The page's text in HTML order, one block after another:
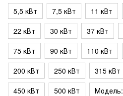
5,5 кВт
7,5 кВт 11 кВт
22 кВт
30 кВт 37 кВт
75 кВт
90 кВт 110 кВт
200 кВт
250 кВт 315 кВт
450 кВт
500 кВт Модель: